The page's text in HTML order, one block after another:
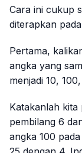
Cara ini cukup
diterapkan
Pertama,
angka yang
menjadi 10,
Katakanlah
pembilang 6
angka 100